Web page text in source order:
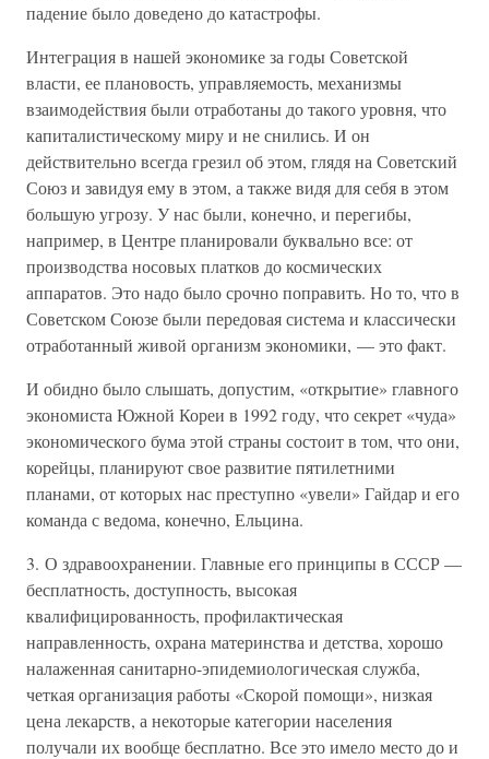
падение было доведено до катастрофы.
Интеграция в нашей экономике за годы Советской
власти, ее плановость, управляемость, механизмы
взаимодействия были отработаны до такого уровня, что
капиталистическому миру и не снились. И он
действительно всегда грезил об этом, глядя на Советский
Союз и завидуя ему в этом, а также видя для себя в этом
большую угрозу. У нас были, конечно, и перегибы,
например, в Центре планировали буквально все: от
производства носовых платков до космических
аппаратов. Это надо было срочно поправить. Но то, что в
Советском Союзе были передовая система и классически
отработанный живой организм экономики, — это факт.
И обидно было слышать, допустим, «открытие» главного
экономиста Южной Кореи в 1992 году, что секрет «чуда»
экономического бума этой страны состоит в том, что они,
корейцы, планируют свое развитие пятилетними
планами, от которых нас преступно «увели» Гайдар и его
команда с ведома, конечно, Ельцина.
3. О здравоохранении. Главные его принципы в СССР —
бесплатность, доступность, высокая
квалифицированность, профилактическая
направленность, охрана материнства и детства, хорошо
налаженная санитарно-эпидемиологическая служба,
четкая организация работы «Скорой помощи», низкая
цена лекарств, а некоторые категории населения
получали их вообще бесплатно. Все это имело место до и